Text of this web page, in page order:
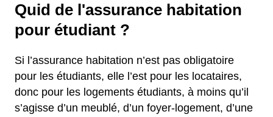
Quid de l'assurance habitation
pour étudiant ?
Si l’assurance habitation n’est pas obligatoire
pour les étudiants, elle l’est pour les locataires,
donc pour les logements étudiants, à moins qu’il
s’agisse d’un meublé, d’un foyer-logement, d’une